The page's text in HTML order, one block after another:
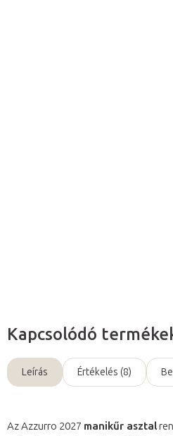
Kapcsolódó
Leírás Értékelés (8)
Az Azzurro 2027 manikűr asztal